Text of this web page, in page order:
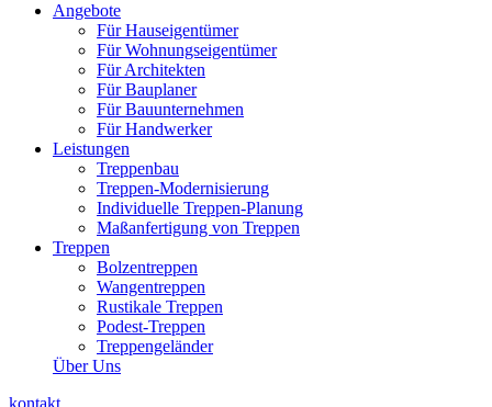
Angebote
Für Hauseigentümer
Für Wohnungseigentümer
Für Architekten
Für Bauplaner
Für Bauunternehmen
Für Handwerker
Leistungen
Treppenbau
Treppen-Modernisierung
Individuelle Treppen-Planung
Maßanfertigung von Treppen
Treppen
Bolzentreppen
Wangentreppen
Rustikale Treppen
Podest-Treppen
Treppengeländer
Über Uns
kontakt